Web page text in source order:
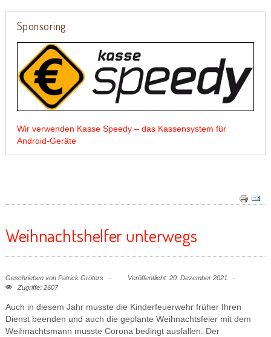
Sponsoring
Wir verwenden Kasse Speedy – das Kassensystem für
Android-Geräte
Weihnachtshelfer unterwegs
Geschrieben von Patrick Gröters
Veröffentlicht: 20. Dezember 2021
Zugriffe: 2607
Auch in diesem Jahr musste die Kinderfeuerwehr früher Ihren
Dienst beenden und auch die geplante Weihnachtsfeier mit dem
Weihnachtsmann musste Corona bedingt ausfallen. Der